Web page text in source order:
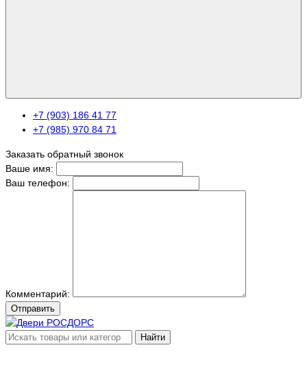
+7 (903) 186 41 77
+7 (985) 970 84 71
Заказать обратный звонок
Ваше имя:
Ваш телефон:
Комментарий:
Отправить
Найти